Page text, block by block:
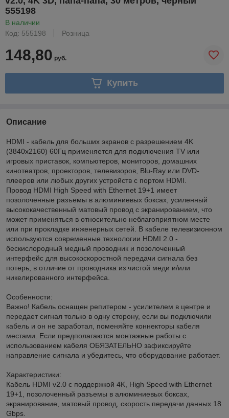
555198
В наличии
Код: 555198
Розница
148,80 руб.
Купить
Описание
HDMI - кабель для больших экранов с разрешением 4K
(3840х2160) 60Гц применяется для подключения TV или
игровых приставок, компьютеров, мониторов, домашних
кинотеатров, проекторов, телевизоров, Blu-Ray или DVD-
плееров или любых других устройств с портом HDMI.
Провод HDMI High Speed with Ethernet 19+1 имеет
позолоченные разъемы в алюминиевых боксах, усиленный
высококачественный матовый провод с экранированием, что
может применяться в относительно неблагоприятном месте
или при прокладке инженерных сетей. В кабеле телевизионном
используются современные технологии HDMI 2.0 -
бескислородный медный проводник и позолоченный
интерфейс для высокоскоростной передачи сигнала без
потерь, в отличие от проводника из чистой меди и/или
никелированного интерфейса.
Особенности:
Важно! Кабель оснащен репитером - усилителем в центре и
передает сигнал только в одну сторону, если вы подключили
кабель и он не заработал, поменяйте коннекторы кабеля
местами. Если предполагаются монтажные работы с
использованием кабеля ОБЯЗАТЕЛЬНО зафиксируйте
направление сигнала и убедитесь, что оборудование работает.
Характеристики:
Кабель HDMI v2.0 c поддержкой 4K, High Speed with Ethernet
19+1, позолоченный разъемы в алюминиевых боксах,
экранирование, матовый провод, скорость передачи данных 18
Gbps.